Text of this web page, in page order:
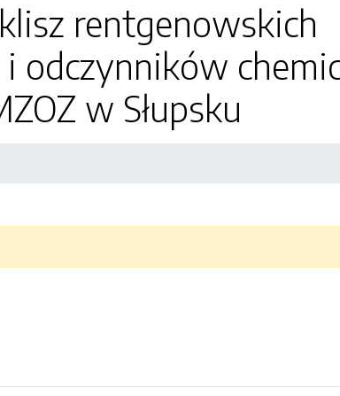
rentgenowskich
odczynników
w Słupsku